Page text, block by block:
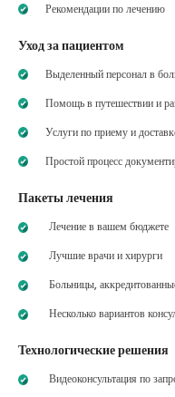
Рекомендации по лечению
Уход за пациентом
Выделенный персонал в
Помощь в путешествии и
Услуги по приему и
Простой процесс
Пакеты лечения
Лечение в вашем бюджете
Лучшие врачи и хирурги
Больницы,
Несколько вариантов
Технологические решения
Видеоконсультация по